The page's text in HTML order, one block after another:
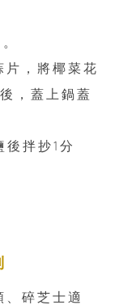
，將椰菜花
，蓋上鍋蓋
拌抄1分
碎芝士適